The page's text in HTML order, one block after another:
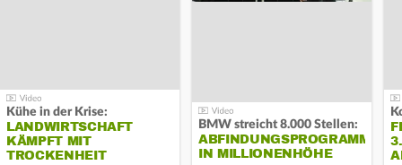
Kühe in der Krise:
LANDWIRTSCHAFT
KÄMPFT MIT
TROCKENHEIT
BMW streicht 8.000 Stellen:
ABFINDUNGSPROGRAMM
IN MILLIONENHÖHE